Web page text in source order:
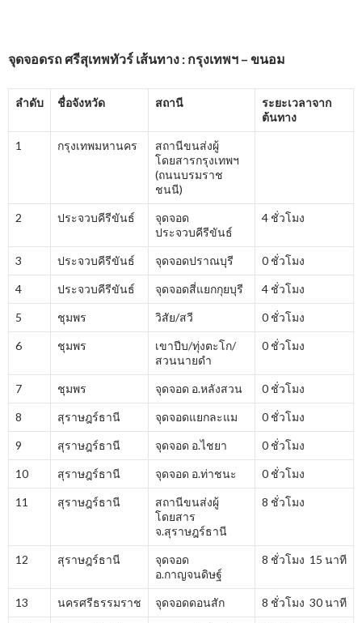
จุดจอดรถศรีสุเทพทัวร์ เส้นทาง : กรุงเทพฯ – ขนอม
ลำดับ ชื่อจังหวัด สถานี
ระยะเวลาจาก
ต้นทาง
1 กรุงเทพมหานคร
สถานีขนส่งผู้
โดยสารกรุงเทพฯ
(ถนนบรมราช
ชนนี)
2 ประจวบคีรีขันธ์
จุดจอด
ประจวบคีรีขันธ์
4 ชั่วโมง
3 ประจวบคีรีขันธ์ จุดจอดปราณบุรี 0 ชั่วโมง
4 ประจวบคีรีขันธ์ จุดจอดสี่แยกกุยบุรี 4 ชั่วโมง
5 ชุมพร วิสัย/สวี 0 ชั่วโมง
6 ชุมพร
เขาปีบ/ทุ่งตะโก/
สวนนายดำ
0 ชั่วโมง
7 ชุมพร จุดจอด อ.หลังสวน 0 ชั่วโมง
8 สุราษฎร์ธานี จุดจอดแยกละแม 0 ชั่วโมง
9 สุราษฎร์ธานี จุดจอด อ.ไชยา 0 ชั่วโมง
10 สุราษฎร์ธานี จุดจอด อ.ท่าชนะ 0 ชั่วโมง
11 สุราษฎร์ธานี
สถานีขนส่งผู้
โดยสาร
จ.สุราษฎร์ธานี
8 ชั่วโมง
12 สุราษฎร์ธานี
จุดจอด
อ.กาญจนดิษฐ์
8 ชั่วโมง 15 นาที
13 นครศรีธรรมราช จุดจอดดอนสัก 8 ชั่วโมง 30 นาที